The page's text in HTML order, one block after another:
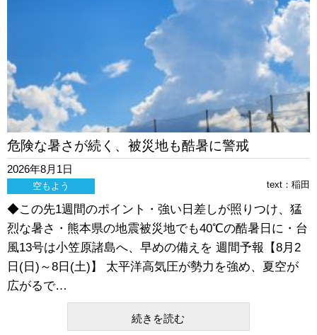
危険な暑さが続く、被災地も酷暑に警戒
2026年8月1日
空もよう text： 稲田
◆この先1週間のポイント・強い日差しが照りつけ、猛
烈な暑さ・熊本県の地震被災地でも40℃の酷暑日に・台
風13号は小笠原諸島へ、早めの備えを 週間予報【8月2
日(日)～8日(土)】 太平洋高気圧が勢力を強め、夏空が
広がるで…
続きを読む